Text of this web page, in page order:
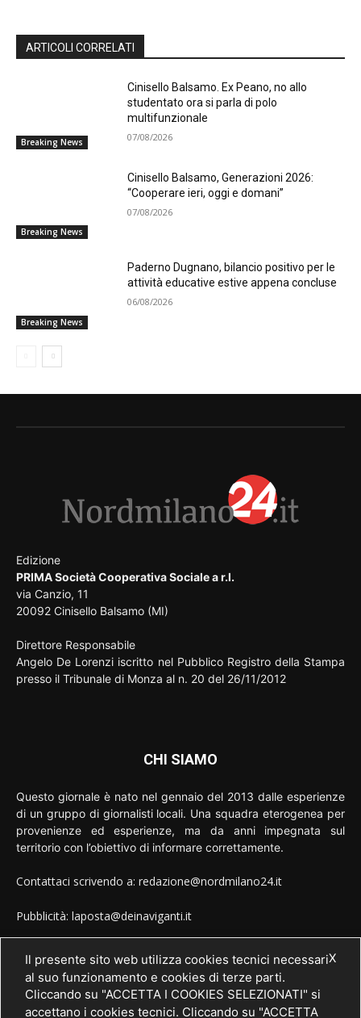
ARTICOLI CORRELATI
Breaking News
Cinisello Balsamo. Ex Peano, no allo
studentato ora si parla di polo
multifunzionale
07/08/2026
Breaking News
Cinisello Balsamo, Generazioni 2026:
“Cooperare ieri, oggi e domani”
07/08/2026
Breaking News
Paderno Dugnano, bilancio positivo per le
attività educative estive appena concluse
06/08/2026
Edizione
PRIMA Società Cooperativa Sociale a r.l.
via Canzio, 11
20092 Cinisello Balsamo (MI)
Direttore Responsabile
Angelo De Lorenzi iscritto nel Pubblico Registro della Stampa
presso il Tribunale di Monza al n. 20 del 26/11/2012
CHI SIAMO
Questo giornale è nato nel gennaio del 2013 dalle esperienze
di un gruppo di giornalisti locali. Una squadra eterogenea per
provenienze ed esperienze, ma da anni impegnata sul
territorio con l’obiettivo di informare correttamente.
Contattaci scrivendo a: redazione@nordmilano24.it
Pubblicità: laposta@deinaviganti.it
Tel. 389 1492573 X
Il presente sito web utilizza cookies tecnici necessari
al suo funzionamento e cookies di terze parti.
Cliccando su "ACCETTA I COOKIES SELEZIONATI" si
accettano i cookies tecnici. Cliccando su "ACCETTA